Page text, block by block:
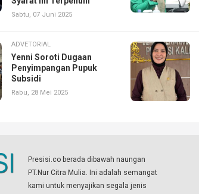
Sabtu, 07 Juni 2025
ADVETORIAL
Yenni Soroti Dugaan
Penyimpangan Pupuk
Subsidi
Rabu, 28 Mei 2025
Presisi.co berada dibawah naungan
PT.Nur Citra Mulia. Ini adalah semangat
kami untuk menyajikan segala jenis